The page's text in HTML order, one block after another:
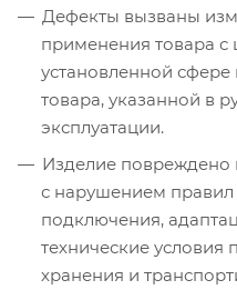
Дефекты вызваны
применения товара с
установленной
товара, указанной в
эксплуатации.
Изделие повреждено
с нарушением правил
подключения,
технические условия
хранения и